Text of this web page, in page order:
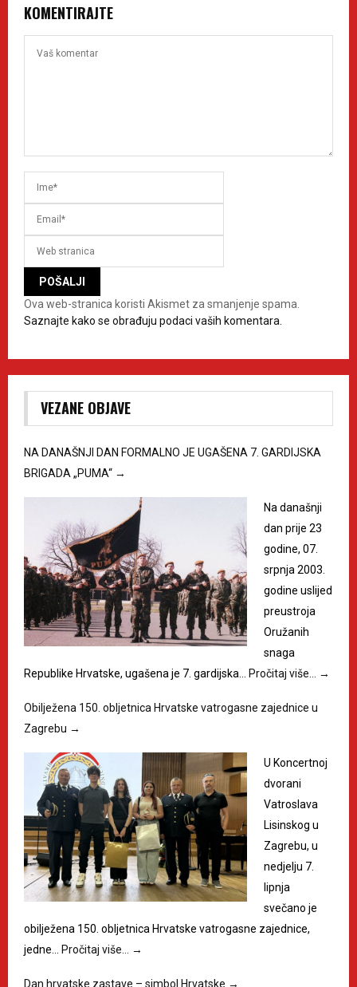
KOMENTIRAJTE
Ova web-stranica koristi Akismet za smanjenje spama.
Saznajte kako se obrađuju podaci vaših komentara.
VEZANE OBJAVE
NA DANAŠNJI DAN FORMALNO JE UGAŠENA 7. GARDIJSKA
BRIGADA „PUMA“ →
Na današnji
dan prije 23
godine, 07.
srpnja 2003.
godine uslijed
preustroja
Oružanih
snaga
Republike Hrvatske, ugašena je 7. gardijska…
Pročitaj više… →
Obilježena 150. obljetnica Hrvatske vatrogasne zajednice u
Zagrebu →
U Koncertnoj
dvorani
Vatroslava
Lisinskog u
Zagrebu, u
nedjelju 7.
lipnja
svečano je
obilježena 150. obljetnica Hrvatske vatrogasne zajednice,
jedne…
Pročitaj više… →
Dan hrvatske zastave – simbol Hrvatske →